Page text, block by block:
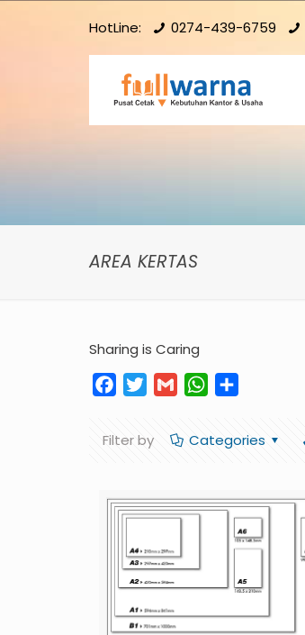
HotLine: 0274-439-6759
AREA KERTAS
Sharing is Caring
FacebookTwitterGmail WhatsApp
Filter by Categories